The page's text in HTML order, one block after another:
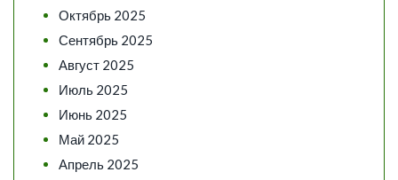
Октябрь 2025
Сентябрь 2025
Август 2025
Июль 2025
Июнь 2025
Май 2025
Апрель 2025